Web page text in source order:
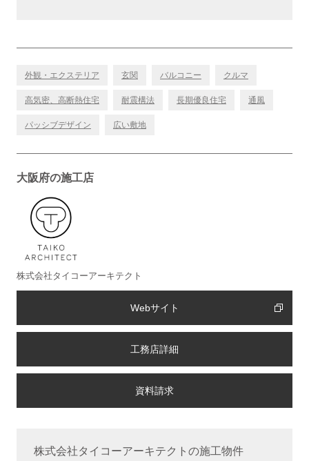
外観・エクステリア 玄関 バルコニー クルマ
高気密、高断熱住宅 耐震構法 長期優良住宅 通風
パッシブデザイン 広い敷地
大阪府の施工店
株式会社タイコーアーキテクト
Webサイト
工務店詳細
株式会社タイコーアーキテクトの施工物件